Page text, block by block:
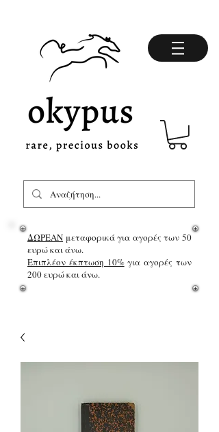
ΔΩΡΕΑΝ μεταφορικά για αγορές των 50
ευρώ και άνω.
Επιπλέον έκπτωση 10%για αγορές των
200 ευρώ και άνω.